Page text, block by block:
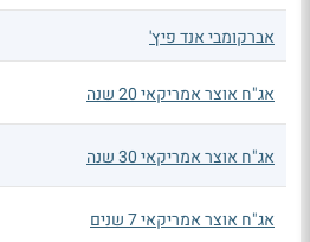
אברקומבי אנד פיץ'
אג"ח אוצר אמריקאי 20 שנה
אג"ח אוצר אמריקאי 30 שנה
אג"ח אוצר אמריקאי 7 שנים